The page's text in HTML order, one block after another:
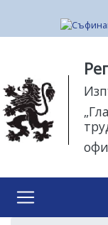
внимание:
Този
уебсайт
разполага
достъпност.